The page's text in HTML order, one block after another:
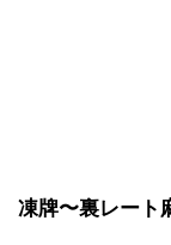
凍牌〜裏レート